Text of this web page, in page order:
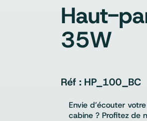
Haut-
35W
HP_100_BC
Envie d’écouter
cabine ? Profitez de